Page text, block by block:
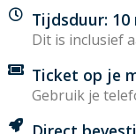
Tijdsduur: 10
Dit is inclusief
Ticket op je
Gebruik je